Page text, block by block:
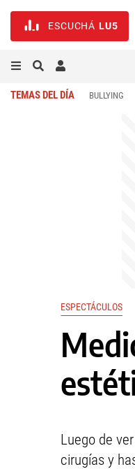
ESCUCHÁ LU5
TEMAS DEL DÍA BULLYING
ESPECTÁCULOS
Luego de
cirugías y